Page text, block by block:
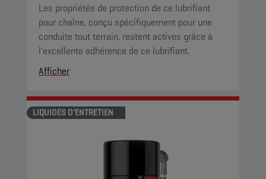
Les propriétés de protection de ce lubrifiant
pour chaîne, conçu spécifiquement pour une
conduite tout terrain, restent actives grâce à
l'excellente adhérence de ce lubrifiant.
Afficher
LIQUIDES D’ENTRETIEN